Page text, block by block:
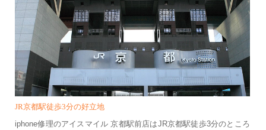
JR京都駅徒歩3分の好立地
iphone修理のアイスマイル 京都駅前店はJR京都駅徒歩3分のところ